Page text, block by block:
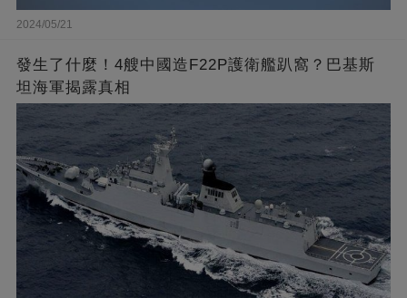
2024/05/21
發生了什麼！4艘中國造F22P護衛艦趴窩？巴基斯
坦海軍揭露真相